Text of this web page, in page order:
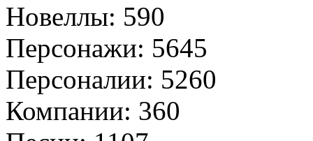
Новеллы: 590
Персонажи: 5645
Персоналии: 5260
Компании: 360